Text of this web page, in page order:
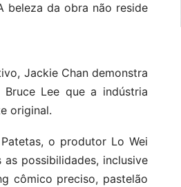
beleza da obra não reside
Jackie Chan demonstra
Lee que a indústria
original.
o produtor Lo Wei
possibilidades, inclusive
cômico preciso, pastelão